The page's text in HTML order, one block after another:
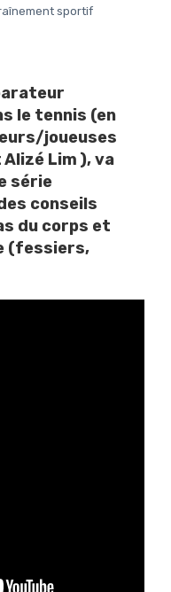
sportif
le tennis (en
joueuses
Alizé Lim ), va
série
conseils
du corps et
(fessiers,